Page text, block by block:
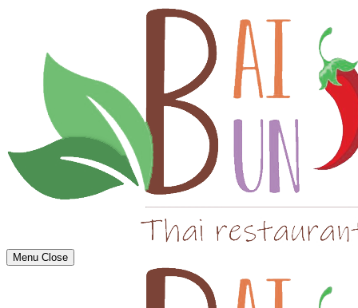
Menu Close